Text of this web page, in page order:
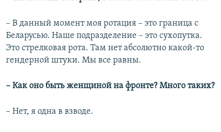
– В данный момент моя ротация – это граница с
Беларусью. Наше подразделение – это сухопутка.
Это стрелковая рота. Там нет абсолютно какой-то
гендерной штуки. Мы все равны.
– Как оно быть женщиной на фронте? Много таких?
– Нет, я одна в взводе.